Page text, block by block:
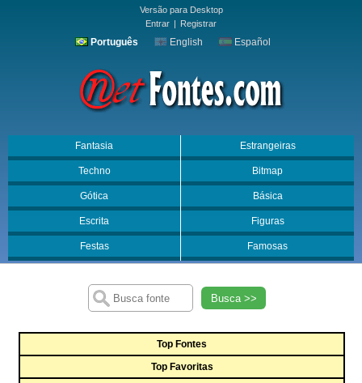
Versão para Desktop
Entrar | Registrar
Português English Español
Fantasia Estrangeiras
Techno Bitmap
Gótica Básica
Escrita Figuras
Festas Famosas
Busca >>
Top Fontes
Top Favoritas